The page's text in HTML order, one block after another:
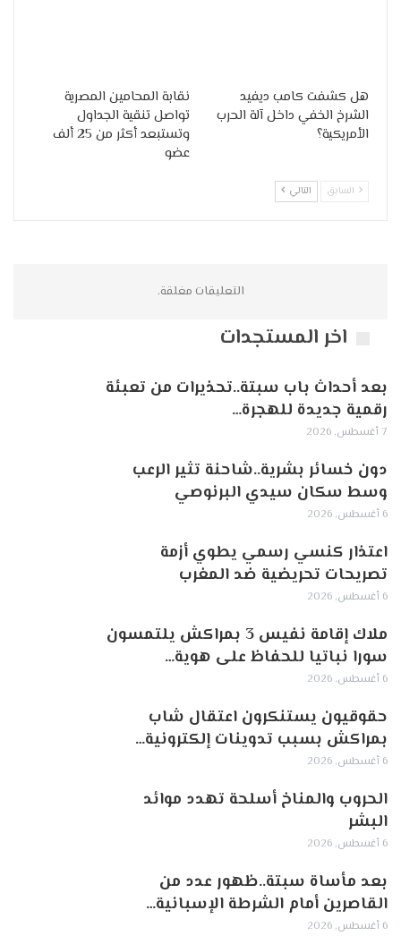
هل كشفت كامب ديفيد
الشرخ الخفي داخل آلة الحرب
الأمريكية؟
نقابة المحامين المصرية
تواصل تنقية الجداول
وتستبعد أكثر من 25 ألف
عضو
السابق التالي
التعليقات مغلقة.
اخر المستجدات
بعد أحداث باب سبتة..تحذيرات من تعبئة
رقمية جديدة للهجرة…
7 أغسطس, 2026
دون خسائر بشرية..شاحنة تثير الرعب
وسط سكان سيدي البرنوصي
6 أغسطس, 2026
اعتذار كنسي رسمي يطوي أزمة
تصريحات تحريضية ضد المغرب
6 أغسطس, 2026
ملاك إقامة نفيس 3 بمراكش يلتمسون
سورا نباتيا للحفاظ على هوية…
6 أغسطس, 2026
حقوقيون يستنكرون اعتقال شاب
بمراكش بسبب تدوينات إلكترونية…
6 أغسطس, 2026
الحروب والمناخ أسلحة تهدد موائد
البشر
6 أغسطس, 2026
بعد مأساة سبتة..ظهور عدد من
القاصرين أمام الشرطة الإسبانية…
6 أغسطس, 2026